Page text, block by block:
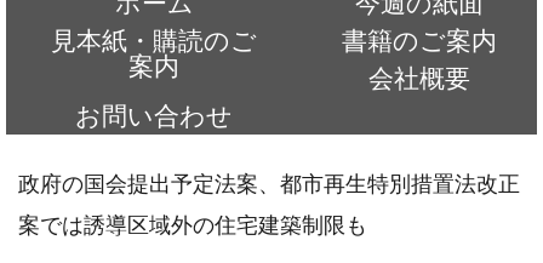
見本紙・購読のご
案内
書籍のご案内
会社概要
お問い合わせ
政府の国会提出予定法案、都市再生特別措置法改正
案では誘導区域外の住宅建築制限も